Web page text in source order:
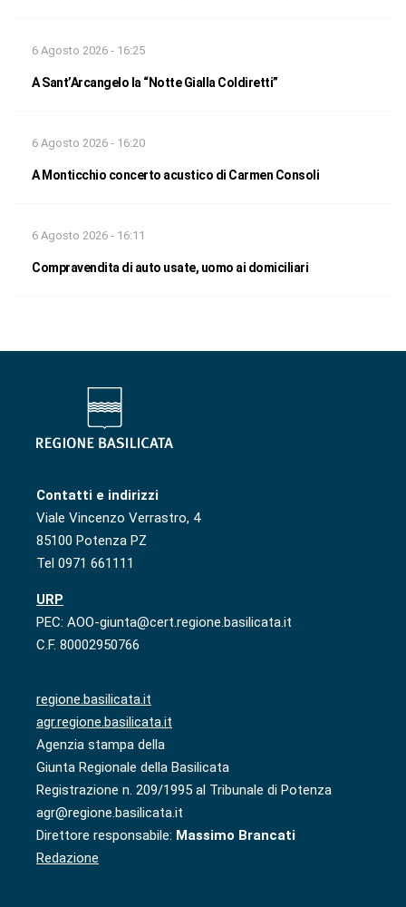
6 Agosto 2026 - 16:25
A Sant’Arcangelo la “Notte Gialla Coldiretti”
6 Agosto 2026 - 16:20
A Monticchio concerto acustico di Carmen Consoli
6 Agosto 2026 - 16:11
Compravendita di auto usate, uomo ai domiciliari
Contatti e indirizzi
Viale Vincenzo Verrastro, 4
85100 Potenza PZ
Tel 0971 661111
URP
PEC: AOO-giunta@cert.regione.basilicata.it
C.F. 80002950766
regione.basilicata.it
agr.regione.basilicata.it
Agenzia stampa della
Giunta Regionale della Basilicata
Registrazione n. 209/1995 al Tribunale di Potenza
agr@regione.basilicata.it
Direttore responsabile: Massimo Brancati
Redazione